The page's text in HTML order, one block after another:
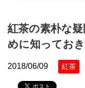
紅茶の素朴な
めに知ってお
2018/06/09 紅茶